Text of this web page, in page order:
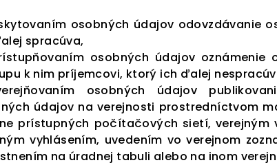
osobných údajov odovzdávanie
spracúva,
osobných údajov oznámenie
k nim príjemcovi, ktorý ich ďalej
osobných údajov
údajov na verejnosti prostredníctvom
prístupných počítačových sietí, verejným
vyhlásením, uvedením vo verejnom
na úradnej tabuli alebo na inom